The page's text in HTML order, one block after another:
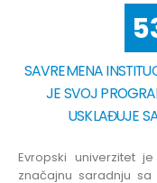
SAVREMENA
JE SVOJ
USKLAĐUJE
Evropski univerzitet
značajnu saradnju